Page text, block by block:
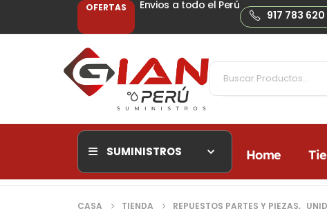
OFERTAS Envios a todo el Perú
917 783 620
SUMINISTROS Home
CASA TIENDA REPUESTOS PARTES Y PIEZAS,